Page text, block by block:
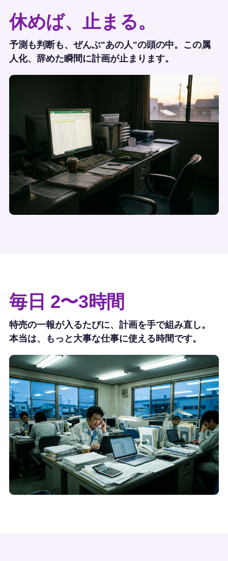
休めば、止まる。
予測も判断も、ぜんぶ"あの人"の頭の中。この属
人化、辞めた瞬間に計画が止まります。
毎日 2〜3時間
特売の一報が入るたびに、計画を手で組み直し。
本当は、もっと大事な仕事に使える時間です。